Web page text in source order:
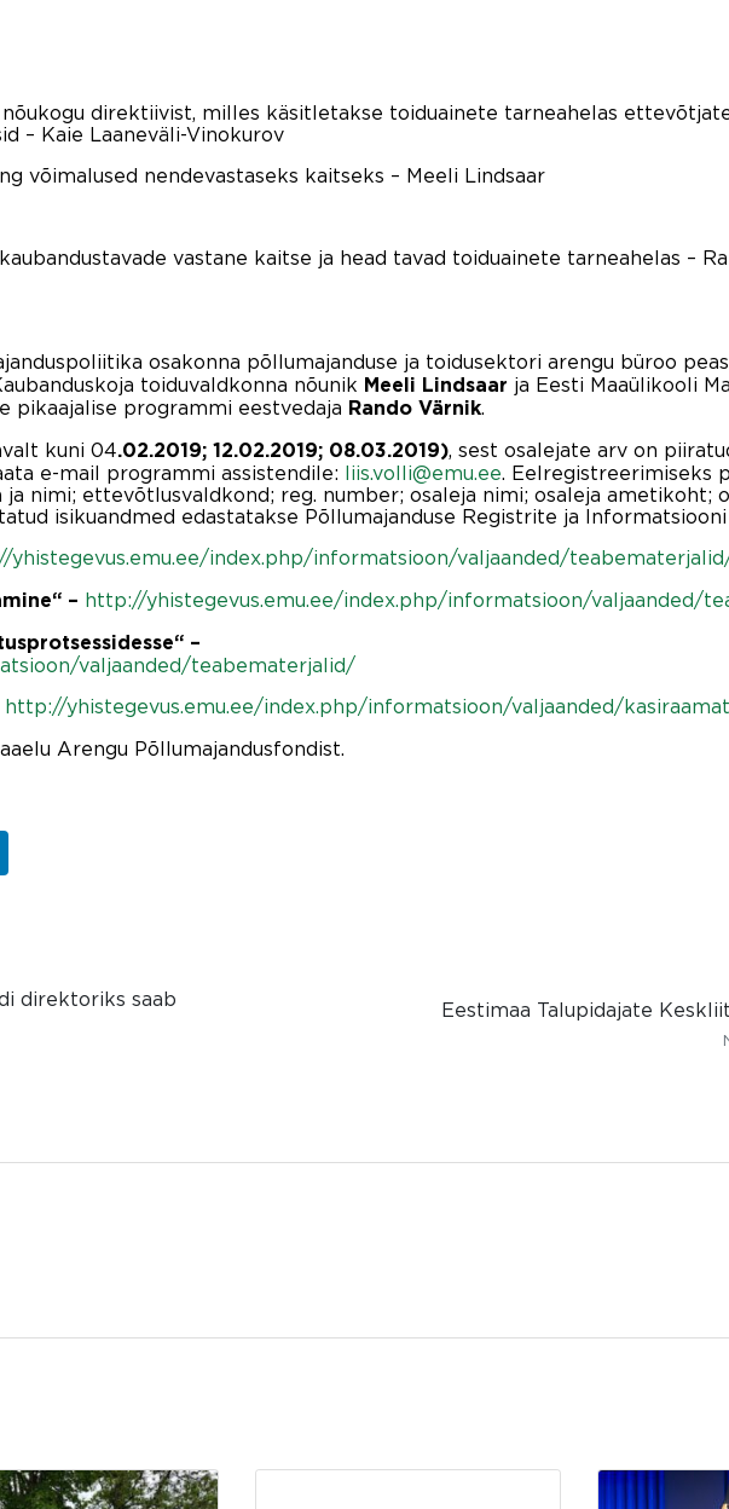
nõukogu direktiivist, milles käsitletakse toiduainete tarneahelas
– Kaie Laaneväli-Vinokurov
võimalused nendevastaseks kaitseks – Meeli Lindsaar
vastane kaitse ja head tavad toiduainete tarneahelas –
osakonna põllumajanduse ja toidusektori arengu büroo
toiduvaldkonna nõunik Meeli Lindsaar ja Eesti Maaülikooli
pikaajalise programmi eestvedaja Rando Värnik.
kuni 04.02.2019; 12.02.2019; 08.03.2019), sest osalejate arv on
e-mail programmi assistendile: liis.volli@emu.ee. Eelregistreerimiseks
nimi; ettevõtlusvaldkond; reg. number; osaleja nimi; osaleja ametikoht;
isikuandmed edastatakse Põllumajanduse Registrite ja
yhistegevus.emu.ee/index.php/informatsioon/valjaanded/
– http://yhistegevus.emu.ee/index.php/informatsioon/valjaanded/
–
valjaanded/teabematerjalid/
http://yhistegevus.emu.ee/index.php/informatsioon/valjaanded/
Arengu Põllumajandusfondist.
direktoriks saab
Eestimaa Talupidajate